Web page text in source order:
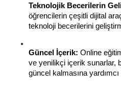
Teknolojik Becerilerin
öğrencilerin çeşitli dijital
teknoloji becerilerini
Güncel İçerik: Online
ve yenilikçi içerik sunarlar,
güncel kalmasına yardımcı